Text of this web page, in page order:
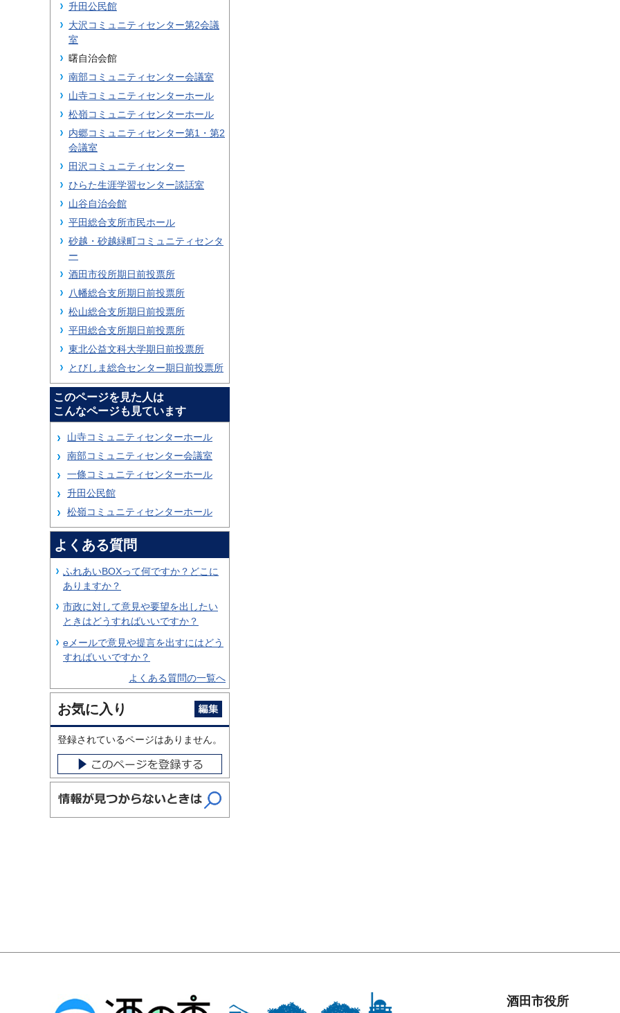
升田公民館
大沢コミュニティセンター第2会議
室
曙自治会館
南部コミュニティセンター会議室
山寺コミュニティセンターホール
松嶺コミュニティセンターホール
内郷コミュニティセンター第1・第2
会議室
田沢コミュニティセンター
ひらた生涯学習センター談話室
山谷自治会館
平田総合支所市民ホール
砂越・砂越緑町コミュニティセンタ
ー
酒田市役所期日前投票所
八幡総合支所期日前投票所
松山総合支所期日前投票所
平田総合支所期日前投票所
東北公益文科大学期日前投票所
とびしま総合センター期日前投票所
このページを見た人は
こんなページも見ています
山寺コミュニティセンターホール
南部コミュニティセンター会議室
一條コミュニティセンターホール
升田公民館
松嶺コミュニティセンターホール
よくある質問
ふれあいBOXって何ですか？どこに
ありますか？
市政に対して意見や要望を出したい
ときはどうすればいいですか？
eメールで意見や提言を出すにはどう
すればいいですか？
よくある質問の一覧へ
お気に入り
登録されているページはありません。
酒田市役所